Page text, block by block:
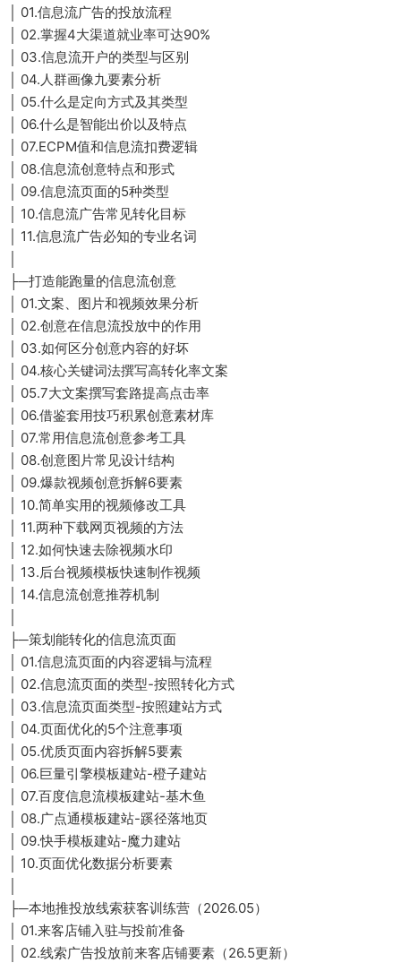
│ 01.信息流广告的投放流程
│ 02.掌握4大渠道就业率可达90%
│ 03.信息流开户的类型与区别
│ 04.人群画像九要素分析
│ 05.什么是定向方式及其类型
│ 06.什么是智能出价以及特点
│ 07.ECPM值和信息流扣费逻辑
│ 08.信息流创意特点和形式
│ 09.信息流页面的5种类型
│ 10.信息流广告常见转化目标
│ 11.信息流广告必知的专业名词
├─打造能跑量的信息流创意
│ 01.文案、图片和视频效果分析
│ 02.创意在信息流投放中的作用
│ 03.如何区分创意内容的好坏
│ 04.核心关键词法撰写高转化率文案
│ 05.7大文案撰写套路提高点击率
│ 06.借鉴套用技巧积累创意素材库
│ 07.常用信息流创意参考工具
│ 08.创意图片常见设计结构
│ 09.爆款视频创意拆解6要素
│ 10.简单实用的视频修改工具
│ 11.两种下载网页视频的方法
│ 12.如何快速去除视频水印
│ 13.后台视频模板快速制作视频
│ 14.信息流创意推荐机制
├─策划能转化的信息流页面
│ 01.信息流页面的内容逻辑与流程
│ 02.信息流页面的类型-按照转化方式
│ 03.信息流页面类型-按照建站方式
│ 04.页面优化的5个注意事项
│ 05.优质页面内容拆解5要素
│ 06.巨量引擎模板建站-橙子建站
│ 07.百度信息流模板建站-基木鱼
│ 08.广点通模板建站-蹊径落地页
│ 09.快手模板建站-魔力建站
│ 10.页面优化数据分析要素
├─本地推投放线索获客训练营（2026.05）
│ 01.来客店铺入驻与投前准备
│ 02.线索广告投放前来客店铺要素（26.5更新）